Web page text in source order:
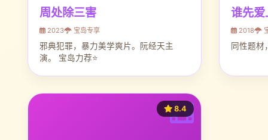
周处除三害
2023 宝岛专享
邪典犯罪，暴力美学爽片。阮经天主
演。 宝岛力荐⭐
谁先
2018
同性题材
8.4